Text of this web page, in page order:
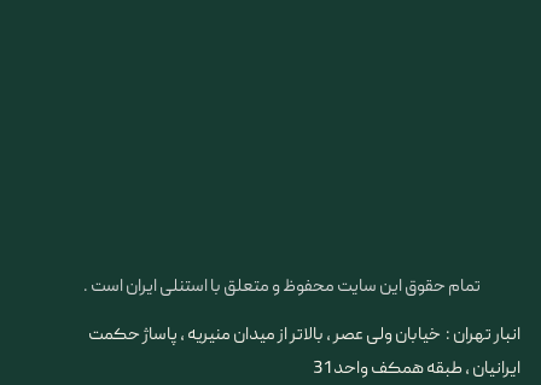
تمام حقوق این سایت محفوظ و متعلق با استنلی ایران است .
انبار تهران : خیابان ولی عصر ، بالاتر از میدان منیریه ، پاساژ حکمت
ایرانیان ، طبقه همکف واحد 31